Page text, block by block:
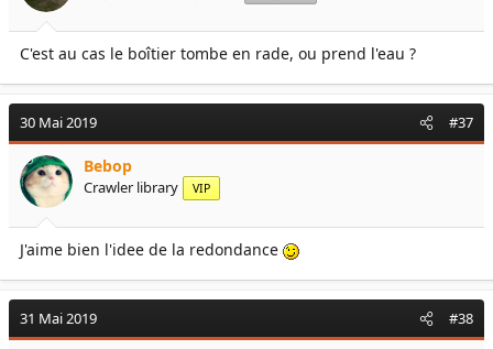
C'est au cas le boîtier tombe en rade, ou prend l'eau ?
30 Mai 2019 #37
Bebop
Crawler library VIP
J'aime bien l'idee de la redondance
31 Mai 2019 #38